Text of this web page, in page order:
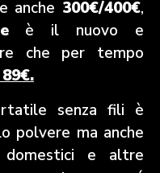
anche 300€/400€,
è il nuovo e
che per tempo
senza fili è
polvere ma anche
e altre